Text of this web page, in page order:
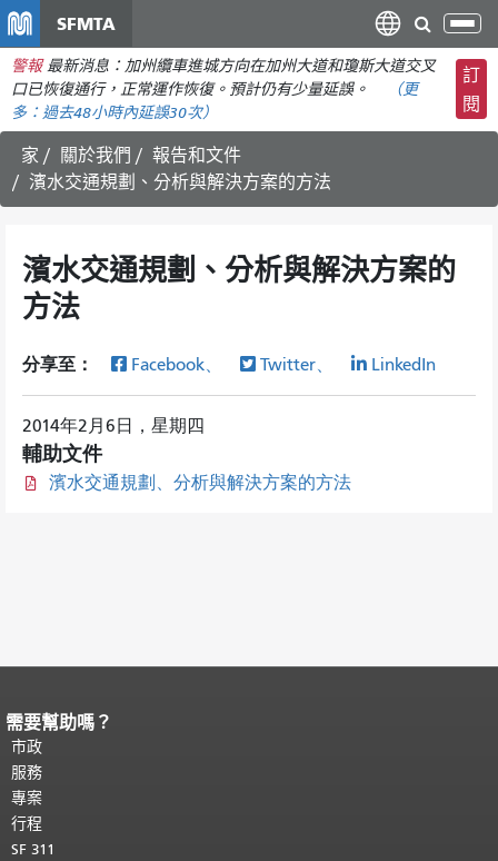
主
要
SFMTA
切
換
導
航
警報 最新消息：加州纜車進城方向在加州大道和瓊斯大道交叉
口已恢復通行，正常運作恢復。預計仍有少量延誤。
（更
多： 過去48小時內延誤30次）
訂
閱
家 關於我們
報告和文件
濱水交通規劃、分析與解決方案的方法
濱水交通規劃、分析與解決方案的
方法
分享至： Facebook、 Twitter、 LinkedIn
2014年2月6日，星期四
輔助文件
濱水交通規劃、分析與解決方案的方法
頁面內容結束。
都會重複顯示。
需要幫助嗎？
市政
服務
專案
行程
SF 311